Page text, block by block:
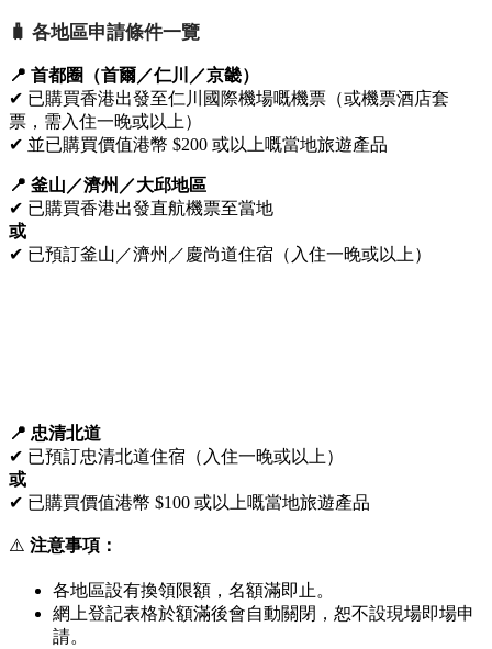
🧳 各地區申請條件一覽
📍 首都圈（首爾／仁川／京畿）
✔ 已購買香港出發至仁川國際機場嘅機票（或機票酒店套
票，需入住一晚或以上）
✔ 並已購買價值港幣 $200 或以上嘅當地旅遊產品
📍 釜山／濟州／大邱地區
✔ 已購買香港出發直航機票至當地
或
✔ 已預訂釜山／濟州／慶尚道住宿（入住一晚或以上）
📍 忠清北道
✔ 已預訂忠清北道住宿（入住一晚或以上）
或
✔ 已購買價值港幣 $100 或以上嘅當地旅遊產品
⚠️ 注意事項：
各地區設有換領限額，名額滿即止。
網上登記表格於額滿後會自動關閉，恕不設現場即場申
請。